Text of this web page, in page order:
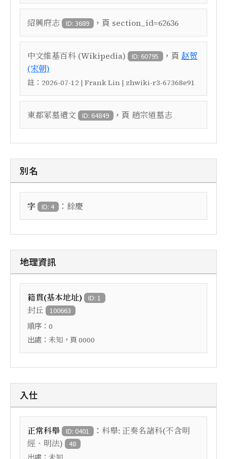
紹興府志 ID: 3689 ，頁 section_id=62636
中文維基百科 (Wikipedia) ID: 60795 ，頁 赵贺
(宋朝)
註： 2026-07-12 | Frank Lin | zhwiki-r3-67368e91
東都冢墓遺文 ID: 64849 ，頁 趙宗道墓志
別名
字 ID: 4 ： 餘慶
地理資訊
籍貫(基本地址) ID: 1
封丘 100663
順序： 0
出處： 未知 ，頁 0000
入仕
正常科舉 ID: 0401 ： 科舉: 正奏名諸科(不含明
經、明法)
48
出處：